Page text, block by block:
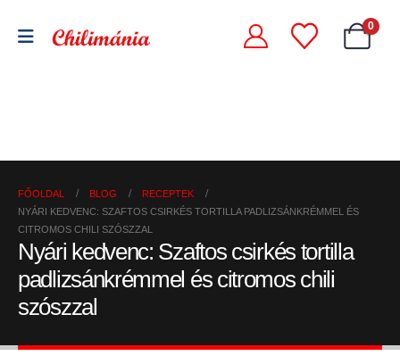
0
FŐOLDAL BLOG
RECEPTEK
NYÁRI KEDVENC: SZAFTOS CSIRKÉS TORTILLA PADLIZSÁNKRÉMMEL ÉS
CITROMOS CHILI SZÓSZZAL
Nyári kedvenc: Szaftos csirkés tortilla
padlizsánkrémmel és citromos chili
szószzal